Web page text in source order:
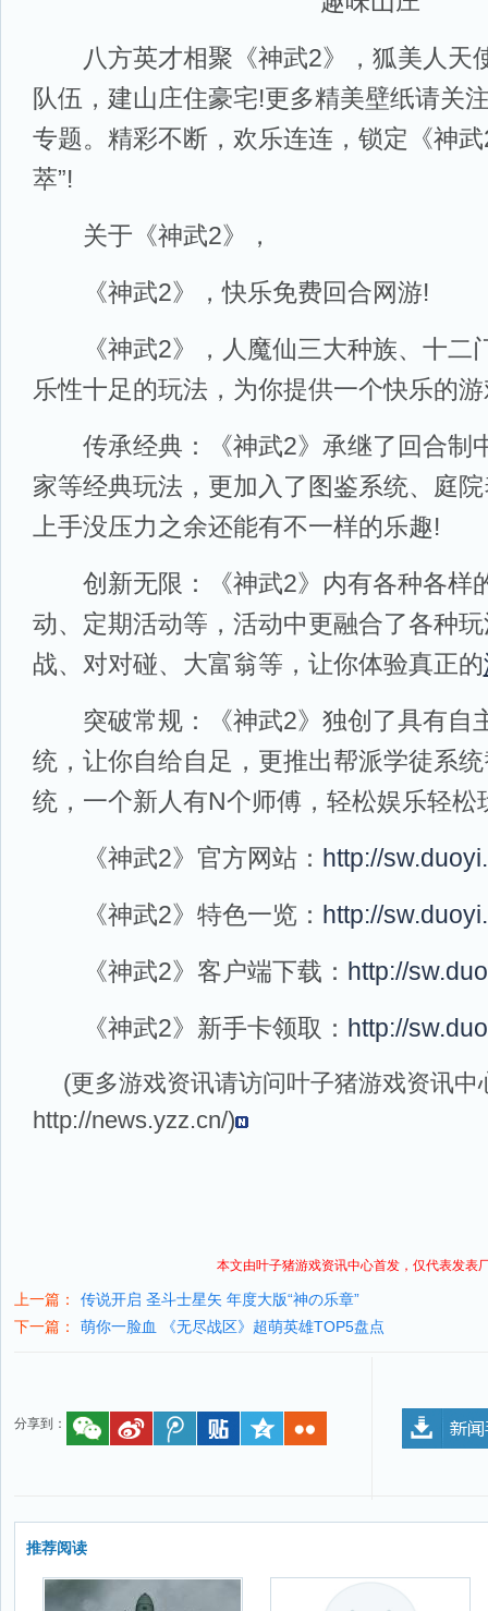
八方英才相聚《神武2》，狐美人天
队伍，建山庄住豪宅!更多精美壁纸请关
专题。精彩不断，欢乐连连，锁定《神
萃”!
关于《神武2》，
《神武2》，快乐免费回合网游!
《神武2》，人魔仙三大种族、十二
乐性十足的玩法，为你提供一个快乐的
传承经典：《神武2》承继了回合制
家等经典玩法，更加入了图鉴系统、庭
上手没压力之余还能有不一样的乐趣!
创新无限：《神武2》内有各种各样
动、定期活动等，活动中更融合了各种
战、对对碰、大富翁等，让你体验真正的
突破常规：《神武2》独创了具有自
统，让你自给自足，更推出帮派学徒系
统，一个新人有N个师傅，轻松娱乐轻松
《神武2》官方网站： http://
《神武2》特色一览： http://
《神武2》客户端下载： http://
《神武2》新手卡领取： http://
(更多游戏资讯请访问叶子猪游戏资讯中
http://news.yzz.cn/)
本文由叶子猪游戏资讯中心首发，仅代表发表
上一篇：
传说开启 圣斗士星矢 年度大版“神の乐章”
下一篇：
萌你一脸血 《无尽战区》超萌英雄TOP5盘点
分享到：
推荐阅读